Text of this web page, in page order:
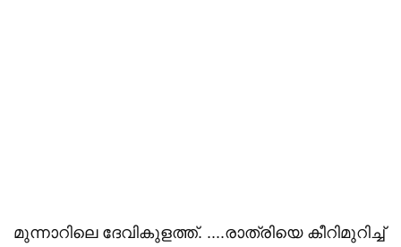
മുന്നാറിലെ ദേവികുളത്ത്. ....രാത്രിയെ കീറിമുറിച്ച്